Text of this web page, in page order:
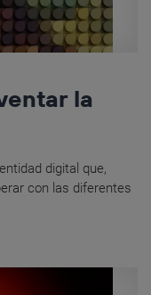
la
digital que,
con las diferentes